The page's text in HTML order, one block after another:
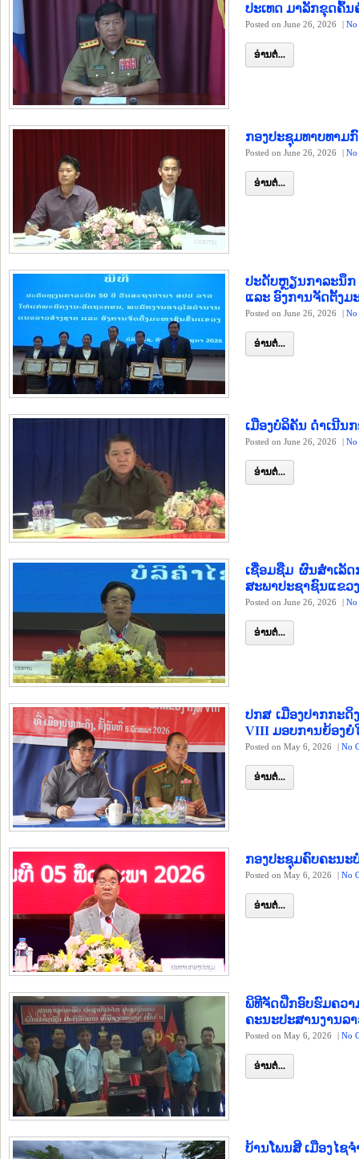
ປະເທດ ມາລັກຂຸດຄົ້
Posted on June 26, 2026 | No
ອ່ານຕໍ່...
ກອງປະຊຸມທາບທາ
Posted on June 26, 2026 | No
ອ່ານຕໍ່...
ປະດັບຫຼຽນກາລະນຶ
ແລະ ອົງການຈັດຕັ້ງ
Posted on June 26, 2026 | No
ອ່ານຕໍ່...
ເມືອງບໍລິຄັນ ດຳເນີນ
Posted on June 26, 2026 | No
ອ່ານຕໍ່...
ເຊື່ອມຊືມ ຜົນສຳເລັ
ສະພາປະຊາຊົນແຂວ
Posted on June 26, 2026 | No
ອ່ານຕໍ່...
ປກສ ເມືອງປາກກະ
VIII ມອບການຍ້ອງຍໍ
Posted on May 6, 2026 | No
ອ່ານຕໍ່...
ກອງປະຊຸມຄົບຄະນະ
Posted on May 6, 2026 | No
ອ່ານຕໍ່...
ພິທີຈັດຝືກອົບຮົມຄວ
ຄະນະປະສານງານລາ
Posted on May 6, 2026 | No
ອ່ານຕໍ່...
ບ້ານໂພນສີ ເມືອງໄຊ